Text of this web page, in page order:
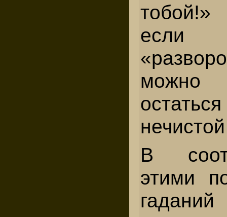
можно
В
этими